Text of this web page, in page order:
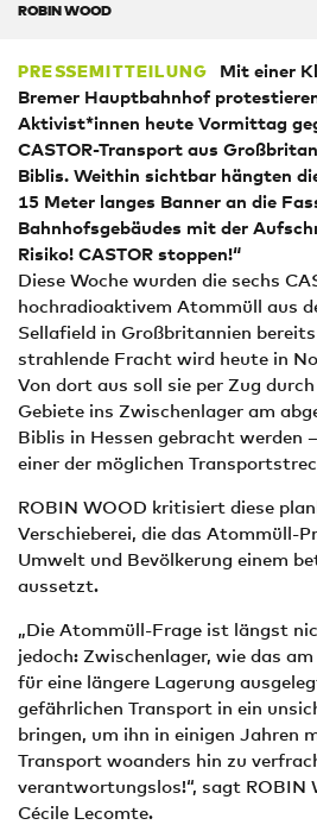
ROBIN WOOD
PRESSEMITTEILUNG
Mit einer
Bremer Hauptbahnhof
Aktivist*innen heute Vormittag
CASTOR-Transport aus
Biblis. Weithin sichtbar hängten
15 Meter langes Banner an die
Bahnhofsgebäudes mit der
Risiko! CASTOR stoppen!“
Diese Woche wurden die sechs
hochradioaktivem Atommüll aus
Sellafield in Großbritannien
strahlende Fracht wird heute in
Von dort aus soll sie per Zug
Gebiete ins Zwischenlager am
Biblis in Hessen gebracht werden
einer der möglichen
ROBIN WOOD kritisiert diese
Verschieberei, die das Atommüll-
Umwelt und Bevölkerung einem
aussetzt.
„Die Atommüll-Frage ist längst
jedoch: Zwischenlager, wie das
für eine längere Lagerung
gefährlichen Transport in ein
bringen, um ihn in einigen Jahren
Transport woanders hin zu
verantwortungslos!“, sagt
Cécile Lecomte.